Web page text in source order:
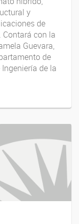
y
de
con la
Guevara,
de
de la